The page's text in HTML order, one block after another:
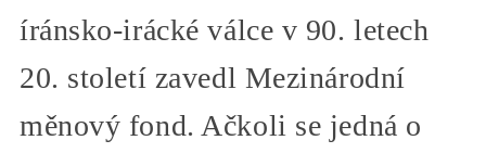
íránsko-irácké válce v 90. letech
20. století zavedl Mezinárodní
měnový fond. Ačkoli se jedná o